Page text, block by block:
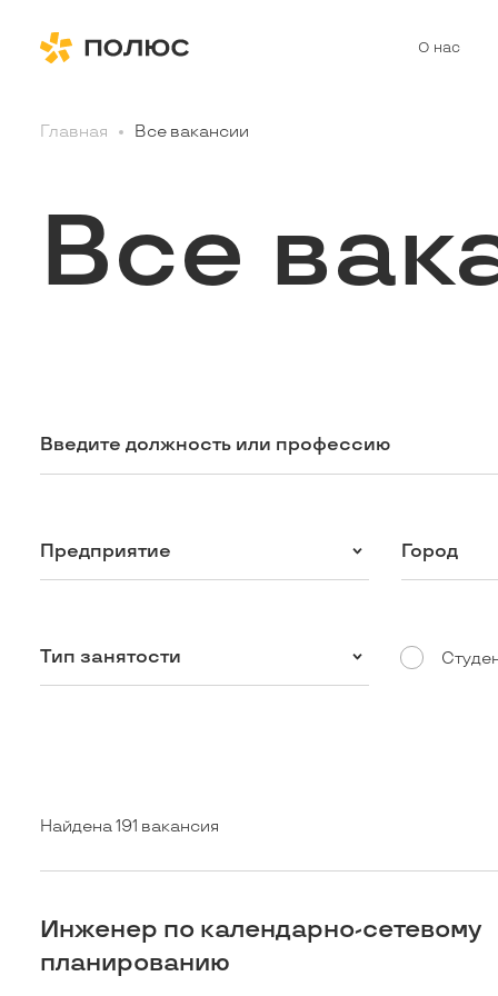
О нас
Главная Все вакансии
Все
Предприятие Город
Тип занятости
Найдена 191 вакансия
Инженер по календарно-сетевому
планированию